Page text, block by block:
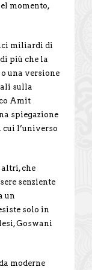
momento,
miliardi di
più che la
una versione
sulla
Amit
spiegazione
l’universo
che
senziente
un
solo in
Goswani
moderne